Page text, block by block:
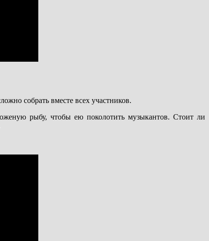
собрать вместе всех участников.
рыбу, чтобы ею поколотить музыкантов. Стоит ли